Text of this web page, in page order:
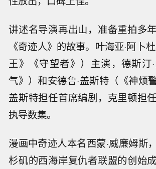
讲述名导演再出山，准备重拍多
《奇迹人》的故事。叶海亚·阿卜
王》《守望者》）主演，德斯汀
气》）和安德鲁·盖斯特（《神烦
盖斯特担任首席编剧，克里顿担
执导数集。
漫画中奇迹人本名西蒙·威廉姆斯
杉矶的西海岸复仇者联盟的创始